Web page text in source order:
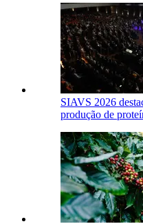
SIAVS 2026
produção de